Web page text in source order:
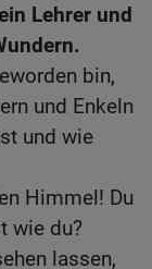
Lehrer und
bin,
und Enkeln
und wie
Himmel! Du
wie du?
lassen,